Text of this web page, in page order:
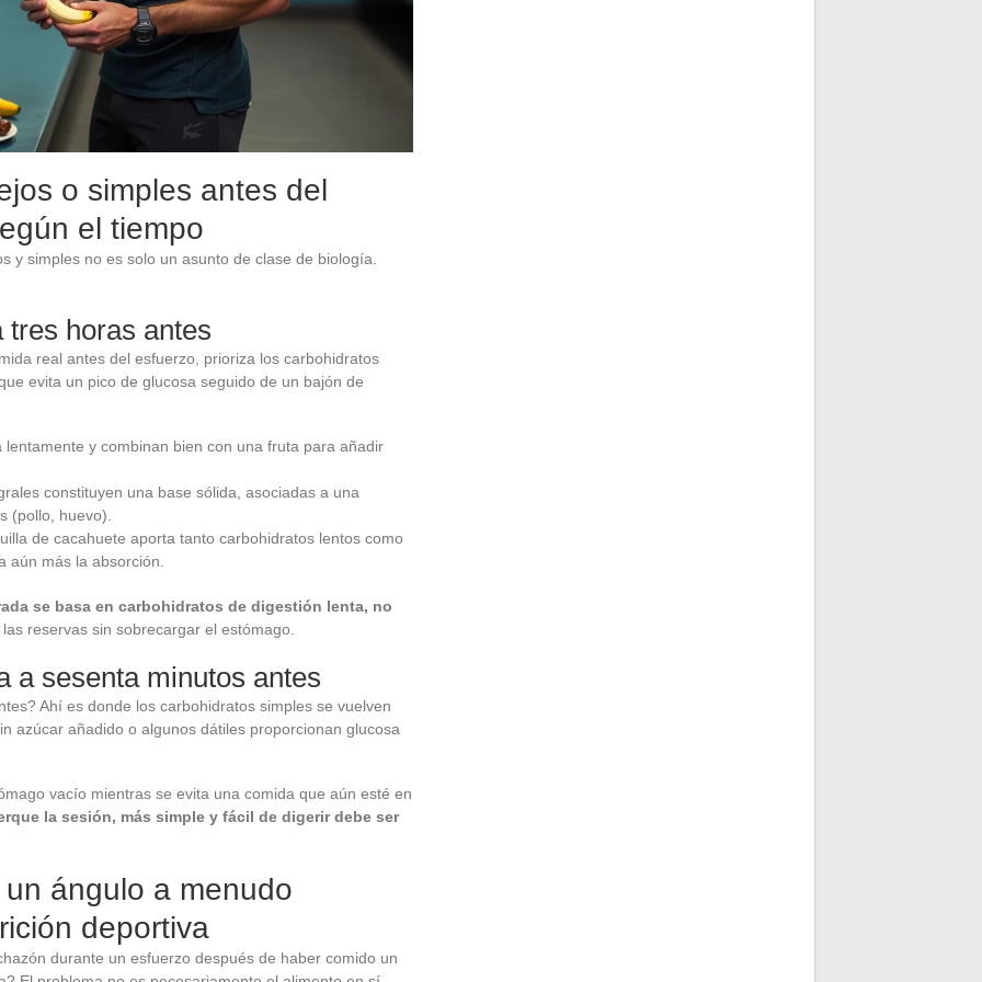
o simples antes del
el tiempo
y simples no es solo un asunto de clase de biología.
horas antes
real antes del esfuerzo, prioriza los carbohidratos
evita un pico de glucosa seguido de un bajón de
y combinan bien con una fruta para añadir
constituyen una base sólida, asociadas a una
(pollo, huevo).
de cacahuete aporta tanto carbohidratos lentos como
aún más la absorción.
se basa en carbohidratos de digestión lenta, no
reservas sin sobrecargar el estómago.
a sesenta minutos antes
Ahí es donde los carbohidratos simples se vuelven
azúcar añadido o algunos dátiles proporcionan glucosa
vacío mientras se evita una comida que aún esté en
la sesión, más simple y fácil de digerir debe ser
ángulo a menudo
deportiva
durante un esfuerzo después de haber comido un